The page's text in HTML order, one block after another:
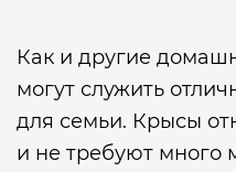
Как и другие
могут служить
для семьи. Крысы
и не требуют много